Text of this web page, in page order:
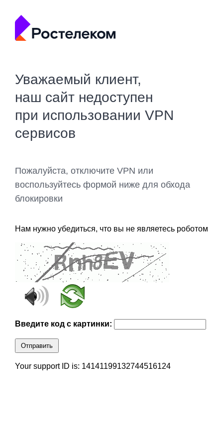
Уважаемый клиент,
наш сайт недоступен
при использовании VPN
сервисов
Пожалуйста, отключите VPN или
воспользуйтесь формой ниже для обхода
блокировки
Нам нужно убедиться, что вы не являетесь роботом
Введите код с картинки:
Отправить
Your support ID is: 14141199132744516124